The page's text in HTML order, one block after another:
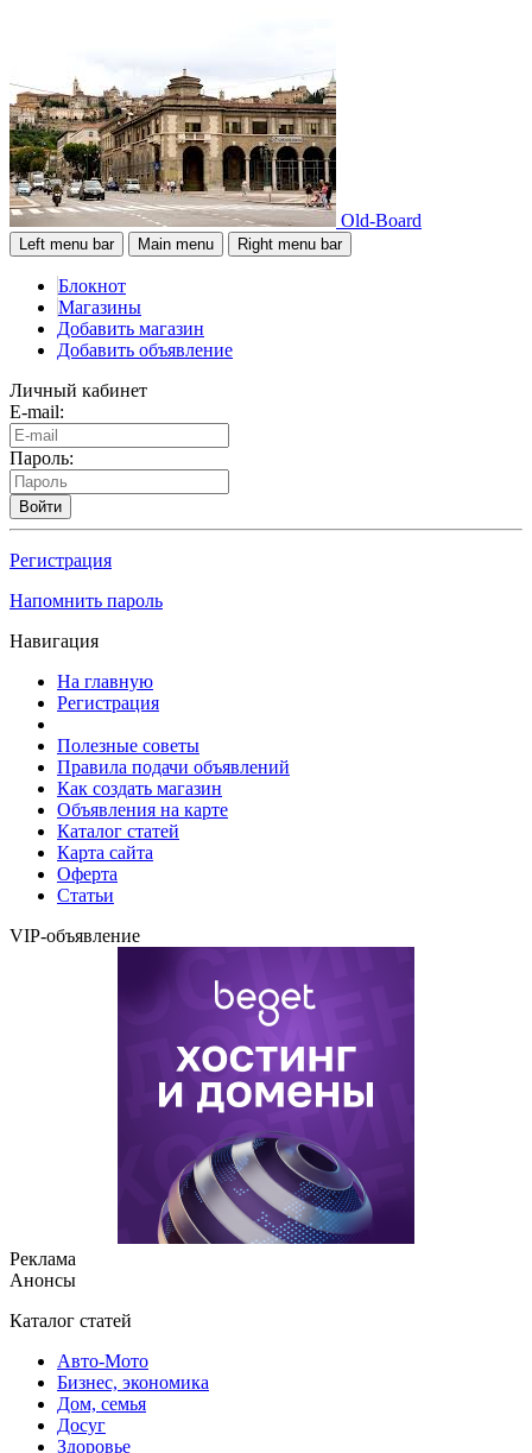
Old-Board
Left menu bar Main menu Right menu bar
Блокнот
Магазины
Добавить магазин
Добавить объявление
Личный кабинет
E-mail:
Пароль:
Войти
Регистрация
Напомнить пароль
Навигация
На главную
Регистрация
Полезные советы
Правила подачи объявлений
Как создать магазин
Объявления на карте
Каталог статей
Карта сайта
Оферта
Статьи
VIP-объявление
Реклама
Анонсы
Каталог статей
Авто-Мото
Бизнес, экономика
Дом, семья
Досуг
Здоровье